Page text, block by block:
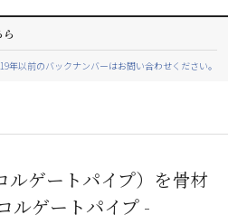
年以前のバックナンバーはお問い合わせください。
ルゲートパイプ）を骨材
ルゲートパイプ -